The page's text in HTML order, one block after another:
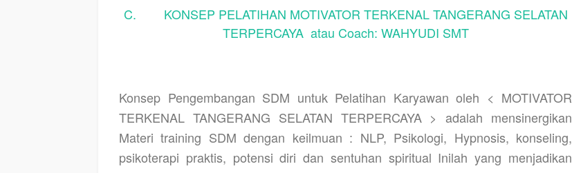
C. KONSEP PELATIHAN MOTIVATOR TERKENAL TANGERANG SELATAN
TERPERCAYA atau Coach: WAHYUDI SMT
Konsep Pengembangan SDM untuk Pelatihan Karyawan oleh < MOTIVATOR
TERKENAL TANGERANG SELATAN TERPERCAYA > adalah mensinergikan
Materi training SDM dengan keilmuan : NLP, Psikologi, Hypnosis, konseling,
psikoterapi praktis, potensi diri dan sentuhan spiritual Inilah yang menjadikan